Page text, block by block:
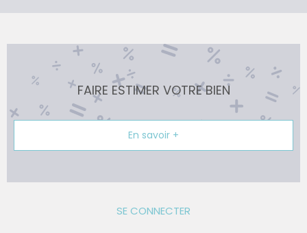
FAIRE ESTIMER VOTRE BIEN
En savoir +
SE CONNECTER